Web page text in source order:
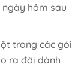
hôm sau
trong các gói
ra đời dành